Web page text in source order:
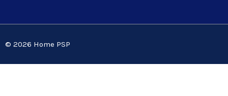
© 2026 Home PSP